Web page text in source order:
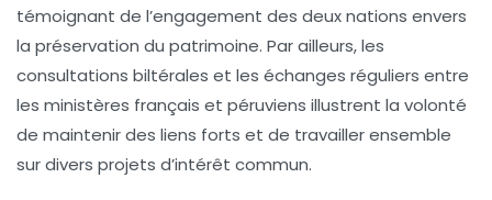
témoignant de l’engagement des deux nations envers
la préservation du patrimoine. Par ailleurs, les
consultations biltérales et les échanges réguliers entre
les ministères français et péruviens illustrent la volonté
de maintenir des liens forts et de travailler ensemble
sur divers projets d’intérêt commun.